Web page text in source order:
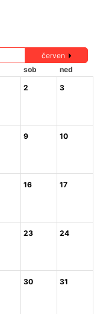
červen
sob
ned
2 3
9 10
16 17
23 24
30 31